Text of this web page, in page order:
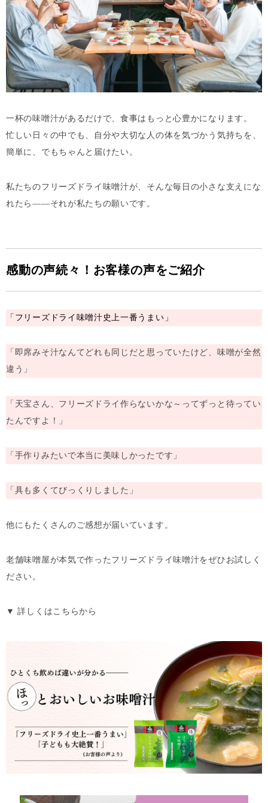
一杯の味噌汁があるだけで、食事はもっと心豊かになります。
忙しい日々の中でも、自分や大切な人の体を気づかう気持ちを、
簡単に、でもちゃんと届けたい。
私たちのフリーズドライ味噌汁が、そんな毎日の小さな支えにな
れたら——それが私たちの願いです。
感動の声続々！お客様の声をご紹介
「フリーズドライ味噌汁史上一番うまい」
「即席みそ汁なんてどれも同じだと思っていたけど、味噌が全然
違う」
「天宝さん、フリーズドライ作らないかな～ってずっと待ってい
たんですよ！」
「手作りみたいで本当に美味しかったです」
「具も多くてびっくりしました」
他にもたくさんのご感想が届いています。
老舗味噌屋が本気で作ったフリーズドライ味噌汁をぜひお試しく
ださい。
▼ 詳しくはこちらから